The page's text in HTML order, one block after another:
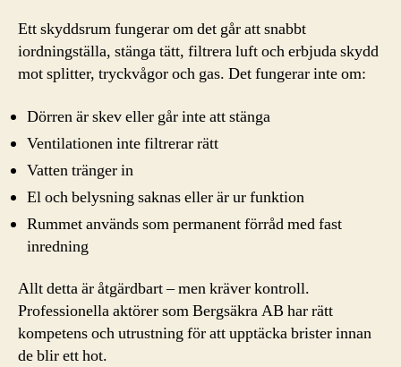
Ett skyddsrum fungerar om det går att snabbt
iordningställa, stänga tätt, filtrera luft och erbjuda skydd
mot splitter, tryckvågor och gas. Det fungerar inte om:
Dörren är skev eller går inte att stänga
Ventilationen inte filtrerar rätt
Vatten tränger in
El och belysning saknas eller är ur funktion
Rummet används som permanent förråd med fast
inredning
Allt detta är åtgärdbart – men kräver kontroll.
Professionella aktörer som Bergsäkra AB har rätt
kompetens och utrustning för att upptäcka brister innan
de blir ett hot.